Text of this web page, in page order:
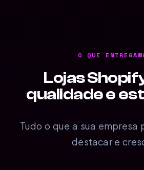
O QUE
Lojas
qualidade e
Tudo o que a sua empresa
destacar e